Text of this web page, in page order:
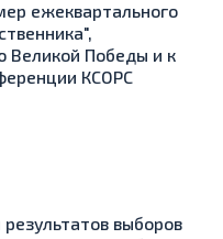
ежеквартального
Великой Победы и к
КСОРС
выборов